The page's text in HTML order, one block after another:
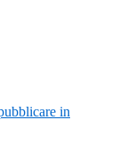
in